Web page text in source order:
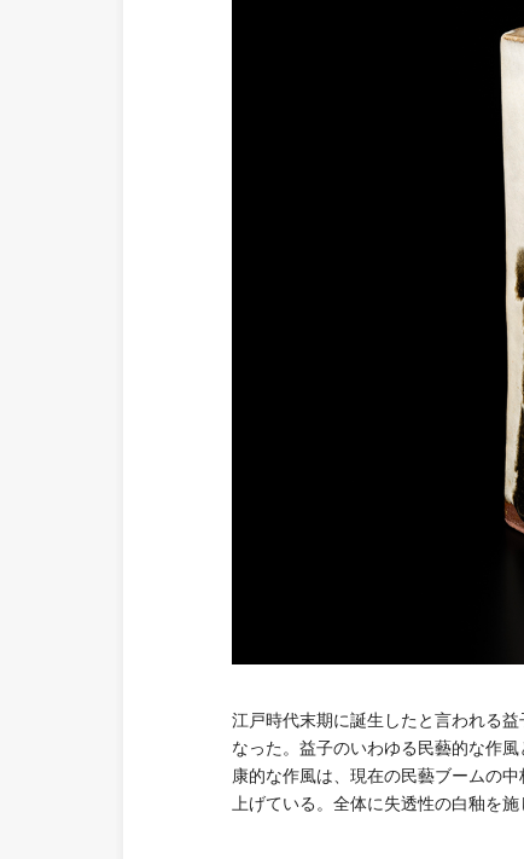
江戸時代末期に誕生したと言われる
なった。益子のいわゆる民藝的な作
康的な作風は、現在の民藝ブームの
上げている。全体に失透性の白釉を